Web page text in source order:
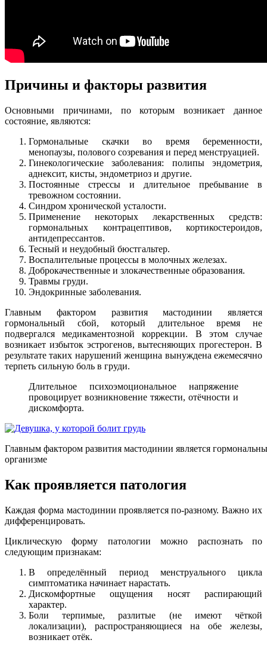
Причины и факторы развития
Основными причинами, по которым возникает данное
состояние, являются:
Гормональные скачки во время беременности,
менопаузы, полового созревания и перед менструацией.
Гинекологические заболевания: полипы эндометрия,
аднексит, кисты, эндометриоз и другие.
Постоянные стрессы и длительное пребывание в
тревожном состоянии.
Синдром хронической усталости.
Применение некоторых лекарственных средств:
гормональных контрацептивов, кортикостероидов,
антидепрессантов.
Тесный и неудобный бюстгальтер.
Воспалительные процессы в молочных железах.
Доброкачественные и злокачественные образования.
Травмы груди.
Эндокринные заболевания.
Главным фактором развития мастодинии является
гормональный сбой, который длительное время не
подвергался медикаментозной коррекции. В этом случае
возникает избыток эстрогенов, вытесняющих прогестерон. В
результате таких нарушений женщина вынуждена ежемесячно
терпеть сильную боль в груди.
Длительное психоэмоциональное напряжение
провоцирует возникновение тяжести, отёчности и
дискомфорта.
Главным фактором развития мастодинии является
организме
Как проявляется патология
Каждая форма мастодинии проявляется по-разному. Важно их
дифференцировать.
Циклическую форму патологии можно распознать по
следующим признакам:
В определённый период менструального цикла
симптоматика начинает нарастать.
Дискомфортные ощущения носят распирающий
характер.
Боли терпимые, разлитые (не имеют чёткой
локализации), распространяющиеся на обе железы,
возникает отёк.